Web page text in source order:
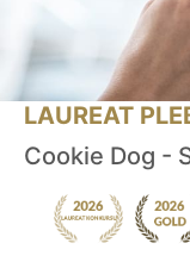
LAUREAT
Cookie Dog -